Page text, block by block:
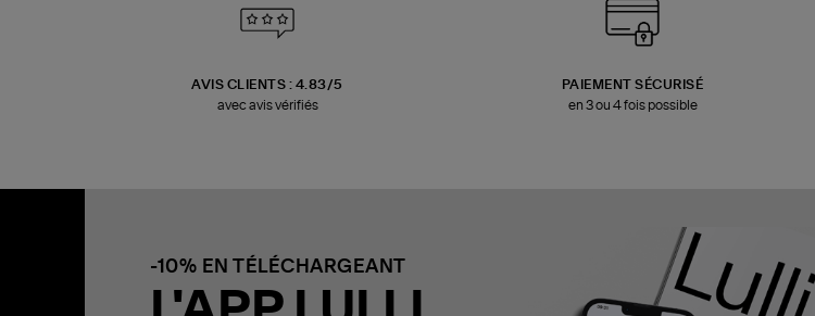
AVIS CLIENTS : 4.83/5
avec avis vérifiés
PAIEMENT SÉCURISÉ
en 3 ou 4 fois possible
-10% EN TÉLÉCHARGEANT